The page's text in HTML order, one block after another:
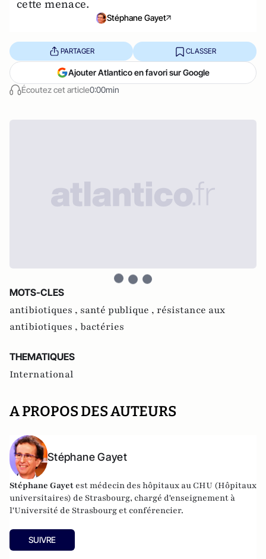
cette menace.
Stéphane Gayet
Écoutez cet article0:00min
PARTAGER CLASSER
Ajouter Atlantico en favori sur Google
MOTS-CLES
antibiotiques , santé publique , résistance aux
antibiotiques , bactéries
THEMATIQUES
International
A PROPOS DES AUTEURS
Stéphane Gayet
Stéphane Gayet est médecin des hôpitaux au CHU (Hôpitaux
universitaires) de Strasbourg, chargé d'enseignement à
l'Université de Strasbourg et conférencier.
SUIVRE